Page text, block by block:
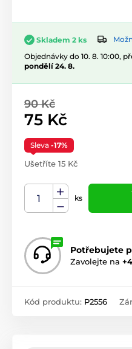
Skladem 2 ks
Objednávky do 10. 8. 10:00,
pondělí 24. 8.
90 Kč
75 Kč
Sleva -17%
Ušetříte 15 Kč
ks
Potřebujete
Zavolejte na
Kód produktu: P2556